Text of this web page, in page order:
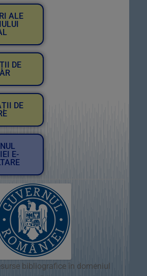
ALE
DE
DE
E-
bibliografice în domeniul